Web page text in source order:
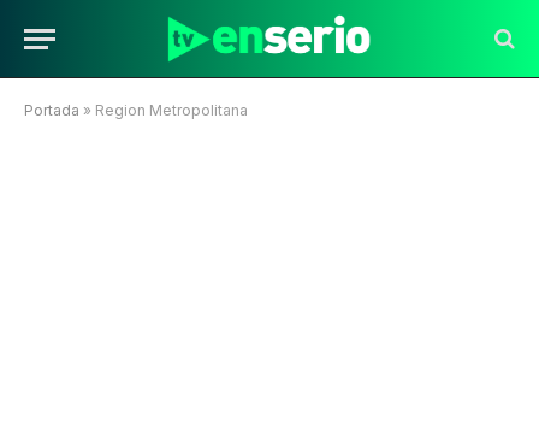
Portada » Region Metropolitana